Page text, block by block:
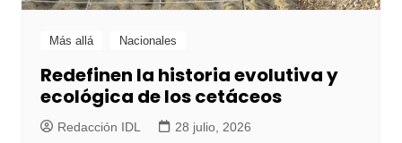
Más allá Nacionales
Redefinen la historia evolutiva y
ecológica de los cetáceos
Redacción IDL 28 julio, 2026